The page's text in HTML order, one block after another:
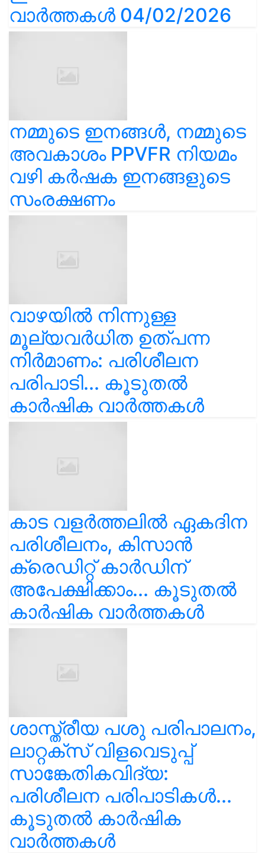
വാർത്തകൾ 04/02/2026
നമ്മുടെ ഇനങ്ങൾ, നമ്മുടെ
അവകാശം PPVFR നിയമം
വഴി കർഷക ഇനങ്ങളുടെ
സംരക്ഷണം
വാഴയിൽ നിന്നുള്ള
മൂല്യവർധിത ഉത്പന്ന
നിർമാണം: പരിശീലന
പരിപാടി... കൂടുതൽ
കാർഷിക വാർത്തകൾ
കാട വളര്‍ത്തലിൽ ഏകദിന
പരിശീലനം, കിസാൻ
ക്രെഡിറ്റ് കാർഡിന്
അപേക്ഷിക്കാം... കൂടുതൽ
കാർഷിക വാർത്തകൾ
ശാസ്ത്രീയ പശു പരിപാലനം,
ലാറ്റക്സ് വിളവെടുപ്പ്
സാങ്കേതികവിദ്യ:
പരിശീലന പരിപാടികൾ...
കൂടുതൽ കാർഷിക
വാർത്തകൾ